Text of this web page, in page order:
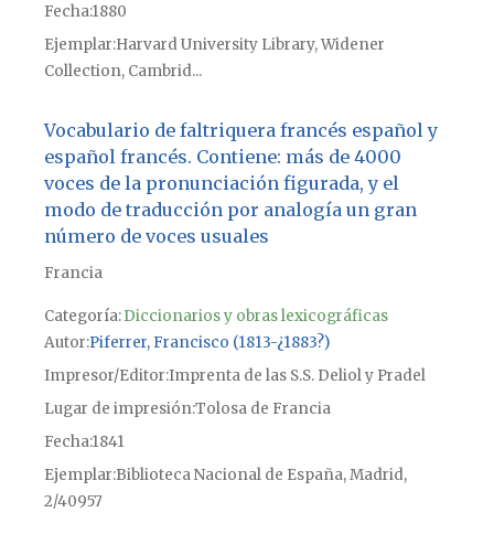
Fecha1880
Ejemplar Harvard University Library, Widener
Collection, Cambrid...
Vocabulario de faltriquera francés español y
español francés. Contiene: más de 4000
voces de la pronunciación figurada, y el
modo de traducción por analogía un gran
número de voces usuales
Francia
Categoría:Diccionarios y obras lexicográficas
Autor Piferrer, Francisco (1813-¿1883?)
Impresor/Editor Imprenta de las S.S. Deliol y Pradel
Lugar de impresiónTolosa de Francia
Fecha1841
Ejemplar Biblioteca Nacional de España, Madrid,
2/40957